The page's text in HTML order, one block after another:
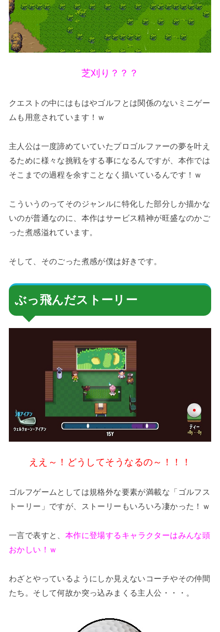
芝刈り？？？
クエストの中にはもはやゴルフとは関係のないミニゲー
ムも用意されています！ｗ
主人公は一度諦めていていたプロゴルファーの夢を叶え
るために様々な挑戦をする事になるんですが、本作では
そこまでの過程を余すことなく描いているんです！ｗ
こういうのってそのジャンルに特化した部分しか描かな
いのが普通なのに、本作はサービス精神が旺盛なのかご
った煮感溢れています。
そして、そのごった煮感が僕は好きです。
ぶっ飛んだストーリー
ええ～！どうしてそうなるの～！！！
ゴルフゲームとしては規格外な要素が満載な「ゴルフス
トーリー」ですが、ストーリーもいろいろ凄かった！ｗ
一言で表すと、 本作に登場するキャラクターはみんな頭
おかしい！ｗ
わざとやっているようにしか見えないコーチやその仲間
たち。そして何故か突っ込みまくる主人公・・・。